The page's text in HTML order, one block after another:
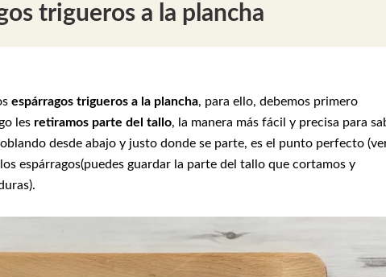
trigueros a la plancha
espárragos trigueros a la plancha, para ello, debemos primero
les retiramos parte del tallo, la manera más fácil y precisa para
desde abajo y justo donde se parte, es el punto perfecto
espárragos(puedes guardar la parte del tallo que cortamos y